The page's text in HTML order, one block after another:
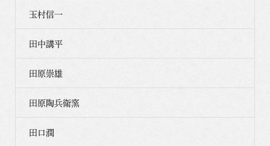
玉村信一
田中講平
田原崇雄
田原陶兵衛窯
田口潤